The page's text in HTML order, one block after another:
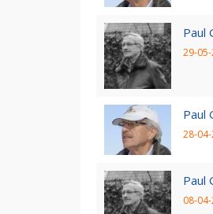
Paul
29-
Paul
28-
Paul
08-